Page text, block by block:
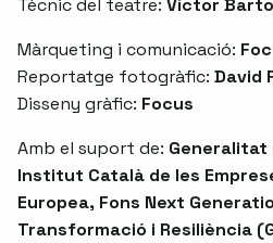
Tècnic del teatre: Víctor
Màrqueting i comunicació:
Reportatge fotogràfic: David
Disseny gràfic: Focus
Amb el suport de: Generalitat
Institut Català de les
Europea, Fons Next
Transformació i Resiliència